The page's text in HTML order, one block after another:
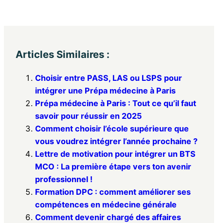
Articles Similaires :
Choisir entre PASS, LAS ou LSPS pour
intégrer une Prépa médecine à Paris
Prépa médecine à Paris : Tout ce qu’il faut
savoir pour réussir en 2025
Comment choisir l’école supérieure que
vous voudrez intégrer l’année prochaine ?
Lettre de motivation pour intégrer un BTS
MCO : La première étape vers ton avenir
professionnel !
Formation DPC : comment améliorer ses
compétences en médecine générale
Comment devenir chargé des affaires